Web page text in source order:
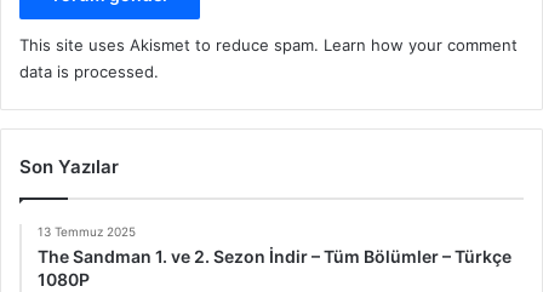
This site uses Akismet to reduce spam. Learn how your comment
data is processed.
Son Yazılar
13 Temmuz 2025
The Sandman 1. ve 2. Sezon İndir – Tüm Bölümler – Türkçe
1080P